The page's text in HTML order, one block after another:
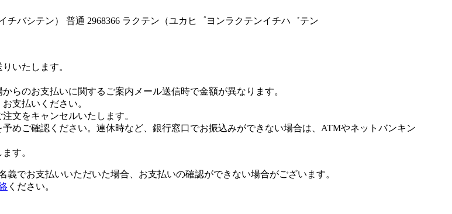
バシテン） 普通 2968366 ラクテン（ユカヒ゜ヨンラクテンイチハ゛テン
いたします。
らのお支払いに関するご案内メール送信時で金額が異なります。
支払いください。
文をキャンセルいたします。
めご確認ください。連休時など、銀行窓口でお振込みができない場合は、ATMやネットバンキン
す。
でお支払いいただいた場合、お支払いの確認ができない場合がございます。
ください。